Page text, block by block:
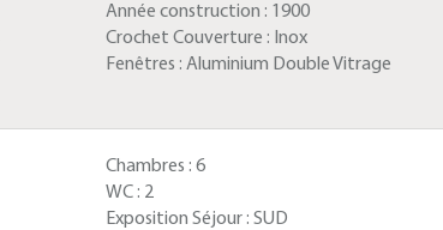
Année construction : 1900
Crochet Couverture : Inox
Fenêtres : Aluminium Double Vitrage
Chambres : 6
WC : 2
Exposition Séjour : SUD